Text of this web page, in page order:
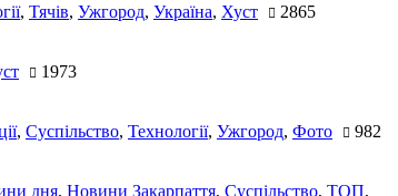
, Тячів, Ужгород, Україна, Хуст 2865
1973
, Суспільство, Технології, Ужгород, Фото 982
дня, Новини Закарпаття, Суспільство, ТОП,